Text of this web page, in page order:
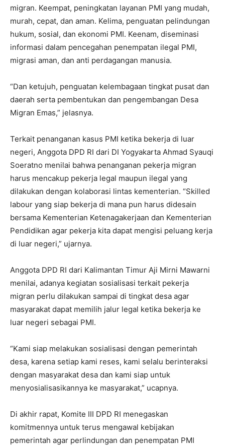
migran. Keempat, peningkatan layanan PMI yang mudah,
murah, cepat, dan aman. Kelima, penguatan pelindungan
hukum, sosial, dan ekonomi PMI. Keenam, diseminasi
informasi dalam pencegahan penempatan ilegal PMI,
migrasi aman, dan anti perdagangan manusia.
“Dan ketujuh, penguatan kelembagaan tingkat pusat dan
daerah serta pembentukan dan pengembangan Desa
Migran Emas,” jelasnya.
Terkait penanganan kasus PMI ketika bekerja di luar
negeri, Anggota DPD RI dari DI Yogyakarta Ahmad Syauqi
Soeratno menilai bahwa penanganan pekerja migran
harus mencakup pekerja legal maupun ilegal yang
dilakukan dengan kolaborasi lintas kementerian. “Skilled
labour yang siap bekerja di mana pun harus didesain
bersama Kementerian Ketenagakerjaan dan Kementerian
Pendidikan agar pekerja kita dapat mengisi peluang kerja
di luar negeri,” ujarnya.
Anggota DPD RI dari Kalimantan Timur Aji Mirni Mawarni
menilai, adanya kegiatan sosialisasi terkait pekerja
migran perlu dilakukan sampai di tingkat desa agar
masyarakat dapat memilih jalur legal ketika bekerja ke
luar negeri sebagai PMI.
“Kami siap melakukan sosialisasi dengan pemerintah
desa, karena setiap kami reses, kami selalu berinteraksi
dengan masyarakat desa dan kami siap untuk
menyosialisasikannya ke masyarakat,” ucapnya.
Di akhir rapat, Komite III DPD RI menegaskan
komitmennya untuk terus mengawal kebijakan
pemerintah agar perlindungan dan penempatan PMI